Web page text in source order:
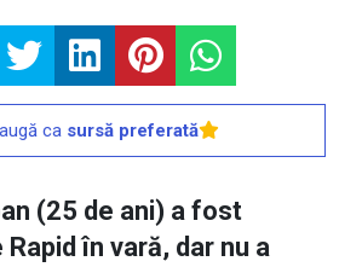
ca sursă preferată
(25 de ani) a fost
în vară, dar nu a